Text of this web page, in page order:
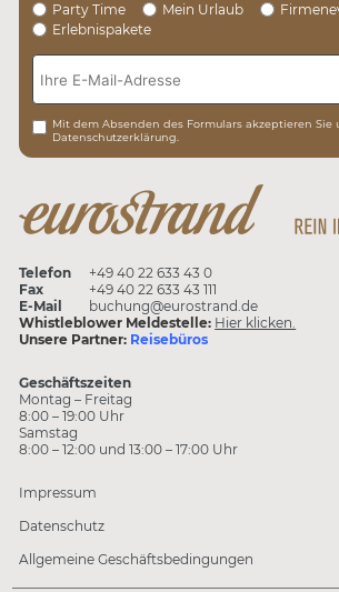
Party Time Mein Urlaub
Erlebnispakete
Mit dem Absenden des Formulars akzeptieren Sie
Datenschutzerklärung.
Telefon
+49 40 22 633 43 0
Fax
+49 40 22 633 43 111
E-Mail
buchung@eurostrand.de
Whistleblower Meldestelle: Hier klicken.
Unsere Partner: Reisebüros
Geschäftszeiten
Montag – Freitag
8:00 – 19:00 Uhr
Samstag
8:00 – 12:00 und 13:00 – 17:00 Uhr
Impressum
Datenschutz
Allgemeine Geschäftsbedingungen